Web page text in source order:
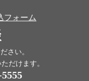
フォーム
さい。
だけます。